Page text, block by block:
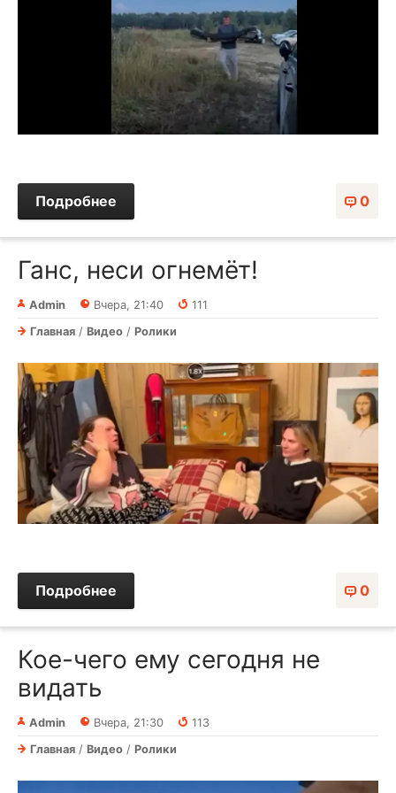
0
Подробнее
Ганс, неси огнемёт!
Admin Вчера, 21:40
111
Главная / Видео / Ролики
0
Подробнее
Кое-чего ему сегодня не
видать
Admin Вчера, 21:30
113
Главная / Видео / Ролики